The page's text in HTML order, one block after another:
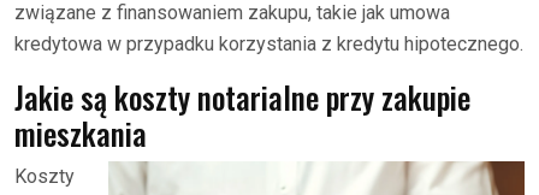
związane z finansowaniem zakupu, takie jak umowa
kredytowa w przypadku korzystania z kredytu hipotecznego.
Jakie są koszty notarialne przy zakupie
mieszkania
Koszty